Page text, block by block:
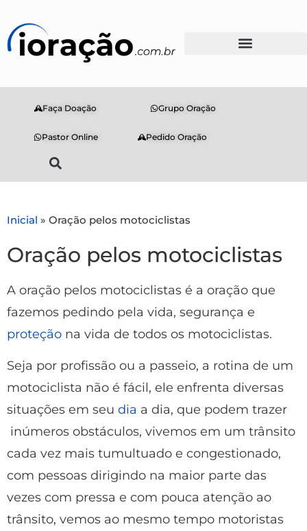
Faça Doação Grupo Oração
Pastor Online Pedido Oração
Inicial » Oração pelos motociclistas
Oração pelos motociclistas
A oração pelos motociclistas é a oração que
fazemos pedindo pela vida, segurança e
proteção na vida de todos os motociclistas.
Seja por profissão ou a passeio, a rotina de um
motociclista não é fácil, ele enfrenta diversas
situações em seu dia a dia, que podem trazer
inúmeros obstáculos, vivemos em um trânsito
cada vez mais tumultuado e congestionado,
com pessoas dirigindo na maior parte das
vezes com pressa e com pouca atenção ao
trânsito, vemos ao mesmo tempo motoristas